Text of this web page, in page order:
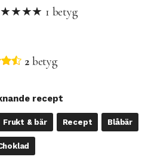
1 betyg
2betyg
recept
Frukt & bär Recept Blåbär